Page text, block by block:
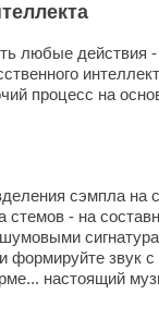
любые действия -
процесс на
сэмпла на
стемов - на
звук с
настоящий